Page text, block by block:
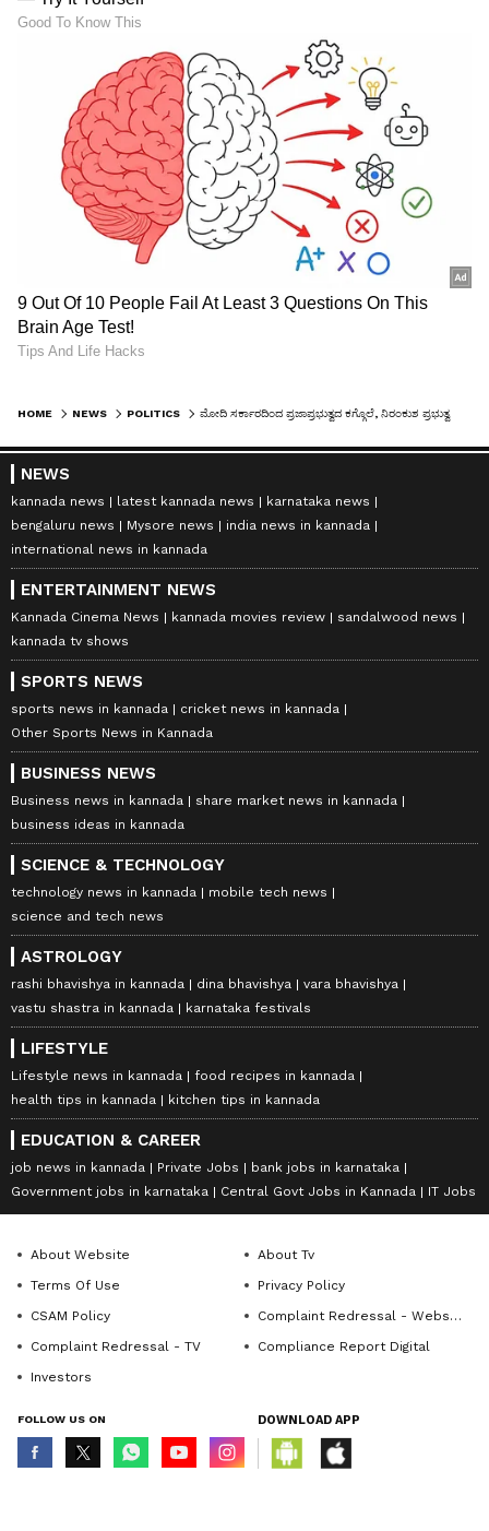
HOME NEWS POLITICS
NEWS
kannada news latest kannada news
karnataka news
bengaluru news
Mysore news
india news in kannada
international news in kannada
ENTERTAINMENT NEWS
Kannada Cinema News kannada movies review
sandalwood news
kannada tv shows
SPORTS NEWS
sports news in kannada
cricket news in kannada
Other Sports News in Kannada
BUSINESS NEWS
Business news in kannada
share market news in kannada
business ideas in kannada
SCIENCE & TECHNOLOGY
technology news in kannada
mobile tech news
science and tech news
ASTROLOGY
rashi bhavishya in kannada dina bhavishya
vara bhavishya
vastu shastra in kannada
karnataka festivals
LIFESTYLE
Lifestyle news in kannada
food recipes in kannada
health tips in kannada
kitchen tips in kannada
EDUCATION & CAREER
job news in kannada Private Jobs
bank jobs in karnataka
Government jobs in karnataka
Central Govt Jobs in Kannada IT Jobs
About Website
About Tv
Terms Of Use
Privacy Policy
CSAM Policy
Complaint Redressal - Website
Complaint Redressal - TV
Compliance Report Digital
Investors
FOLLOW US ON DOWNLOAD APP